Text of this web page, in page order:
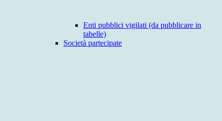
Enti pubblici vigilati (da pubblicare in
tabelle)
Società partecipate